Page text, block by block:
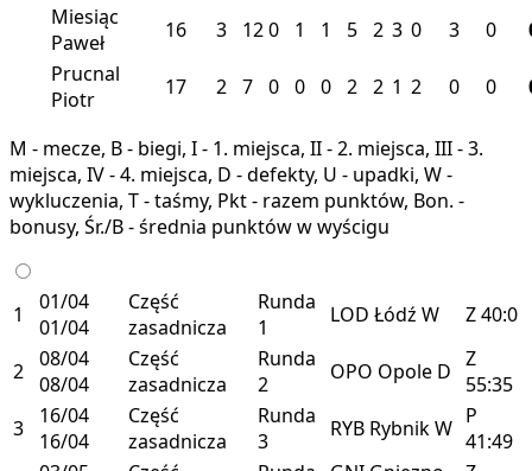
Miesiąc
Paweł
16 3 120 1 1 5 2 3 0 3 0
Prucnal
Piotr
17 2 7 0 0 0 2 2 1 2 0 0
M - mecze, B - biegi, I - 1. miejsca, II - 2. miejsca, III - 3.
miejsca, IV - 4. miejsca, D - defekty, U - upadki, W -
wykluczenia, T - taśmy, Pkt - razem punktów, Bon. -
bonusy, Śr./B - średnia punktów w wyścigu
1
01/04
01/04
Część
zasadnicza
Runda
1
LOD Łódź W Z40:0
2 08/04
08/04
Część
zasadnicza
Runda
2
OPO Opole D Z
55:35
3
16/04
16/04
Część
zasadnicza
Runda
3
RYB RybnikW P
41:49